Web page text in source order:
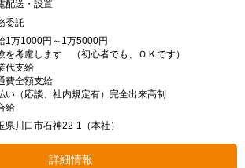
配送・設置
委託
1万1000円～1万5000円
を考慮します （初心者でも、ＯＫです）
代支給
費全額支給
い（応談、社内規定有）完全出来高制
給
県川口市石神22-1（本社）
詳細情報